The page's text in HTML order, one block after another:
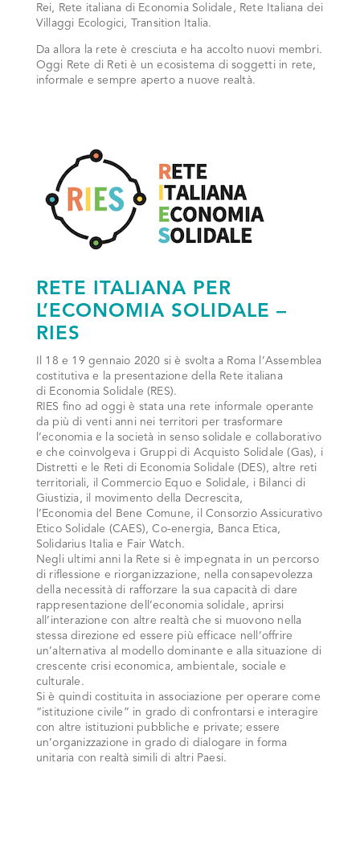
Rei, Rete italiana di Economia Solidale, Rete Italiana dei
Villaggi Ecologici, Transition Italia.
Da allora la rete è cresciuta e ha accolto nuovi membri.
Oggi Rete di Reti è un ecosistema di soggetti in rete,
informale e sempre aperto a nuove realtà.
RETE ITALIANA PER
L’ECONOMIA SOLIDALE –
RIES
Il 18 e 19 gennaio 2020 si è svolta a Roma l’Assemblea
costitutiva e la presentazione della Rete italiana
di Economia Solidale (RES).
RIES fino ad oggi è stata una rete informale operante
da più di venti anni nei territori per trasformare
l’economiae la società in senso solidale e collaborativo
e che coinvolgeva i Gruppi di Acquisto Solidale (Gas), i
Distretti e le Reti di Economia Solidale (DES), altre reti
territoriali, il Commercio Equo e Solidale, i Bilanci di
Giustizia, il movimento della Decrescita,
l’ Economia del Bene Comune, il Consorzio Assicurativo
Etico Solidale (CAES), Co-energia, Banca Etica,
Solidarius Italia e Fair Watch.
Negli ultimi anni la Rete si è impegnata in un percorso
di riflessione e riorganizzazione, nella consapevolezza
della necessità di rafforzare la sua capacità di dare
rappresentazione dell’economiasolidale, aprirsi
all’interazione con altre realtà che si muovono nella
stessa direzione ed essere più efficace nell’offrire
un’alternativa al modello dominante e alla situazione di
crescente crisi economica, ambientale, sociale e
culturale.
Si è quindi costituita in associazione per operare come
“istituzione civile” in grado di confrontarsi e interagire
con altre istituzioni pubbliche e private; essere
un’organizzazione in grado di dialogare in forma
unitaria con realtà simili di altri Paesi.